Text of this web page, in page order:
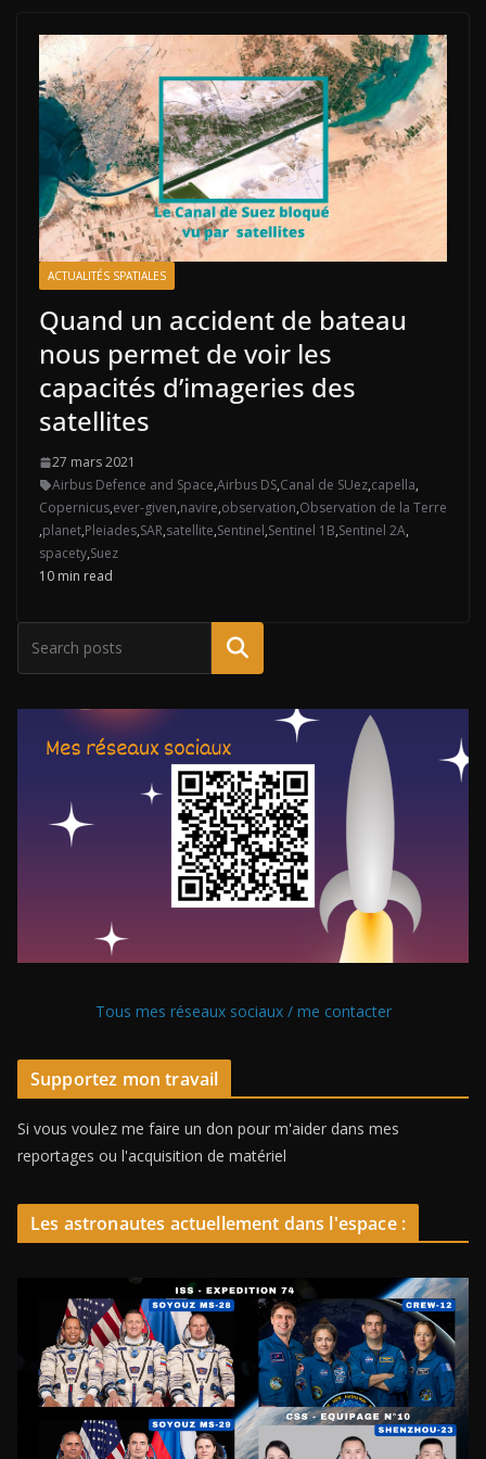
ACTUALITÉS SPATIALES
Quand un accident de bateau
nous permet de voir les
capacités d’imageries des
satellites
27 mars 2021
Airbus Defence and Space,Airbus DS,Canal de SUez,capella,
Copernicus,ever-given,navire,observation,Observation de la Terre
,planet,Pleiades,SAR,satellite,Sentinel,Sentinel 1B,Sentinel 2A,
spacety,Suez
10 min read
Tous mes réseaux sociaux / me contacter
Supportez mon travail
Si vous voulez me faire un don pour m'aider dans mes
reportages ou l'acquisition de matériel
Les astronautes actuellement dans l'espace :